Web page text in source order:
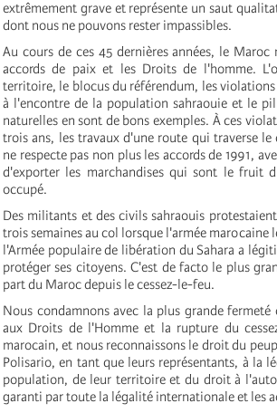
extrêmement grave et représente un saut
dont nous ne pouvons rester impassibles.
Au cours de ces 45 dernières années, le Maroc
accords de paix et les Droits de l'homme.
territoire, le blocus du référendum, les
à l'encontre de la population sahraouie et le
naturelles en sont de bons exemples. À ces
trois ans, les travaux d'une route qui traverse
ne respecte pas non plus les accords de 1991,
d'exporter les marchandises qui sont le fruit
occupé.
Des militants et des civils sahraouis
trois semaines au col lorsque l'armée marocaine
l'Armée populaire de libération du Sahara a
protéger ses citoyens. C'est de facto le plus
part du Maroc depuis le cessez-le-feu.
Nous condamnons avec la plus grande
aux Droits de l'Homme et la rupture du
marocain, et nous reconnaissons le droit du
Polisario, en tant que leurs représentants, à la
population, de leur territoire et du droit à
garanti par toute la légalité internationale et les